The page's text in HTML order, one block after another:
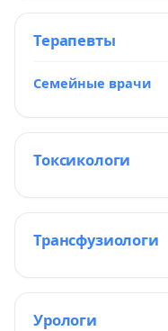
Терапевты
Семейные врачи
Токсикологи
Трансфузиологи
Урологи